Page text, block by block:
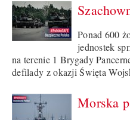
Ponad 600
jednostek
na terenie 1 Brygady
defilady z okazji Święta
Morska